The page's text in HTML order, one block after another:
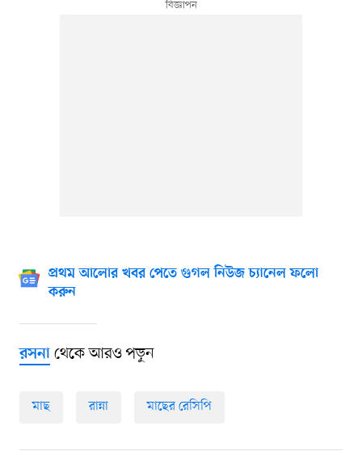
প্রথম আলোর খবর পেতে গুগল নিউজ চ্যানেল ফলো
করুন
রসনাথেকে আরও পড়ুন
মাছ রান্না মাছের রেসিপি